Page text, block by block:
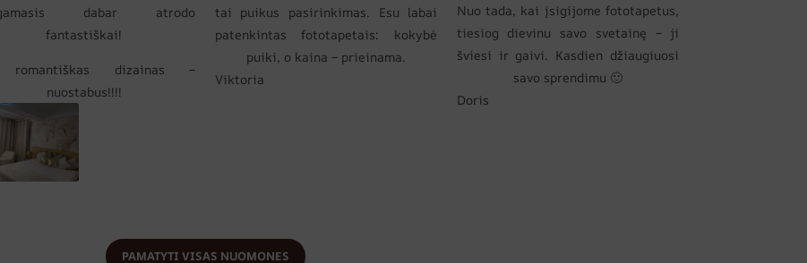
dabar atrodo
fantastiškai!
romantiškas dizainas –
nuostabus!!!!
tai puikus pasirinkimas. Esu labai
patenkintas fototapetais: kokybė
puiki, o kaina – prieinama.
Viktoria
Nuo tada, kai įsigijome fototapetus,
tiesiog dievinu savo svetainę – ji
šviesi ir gaivi. Kasdien džiaugiuosi
savo sprendimu 🙂
Doris
PAMATYTI VISAS NUOMONES